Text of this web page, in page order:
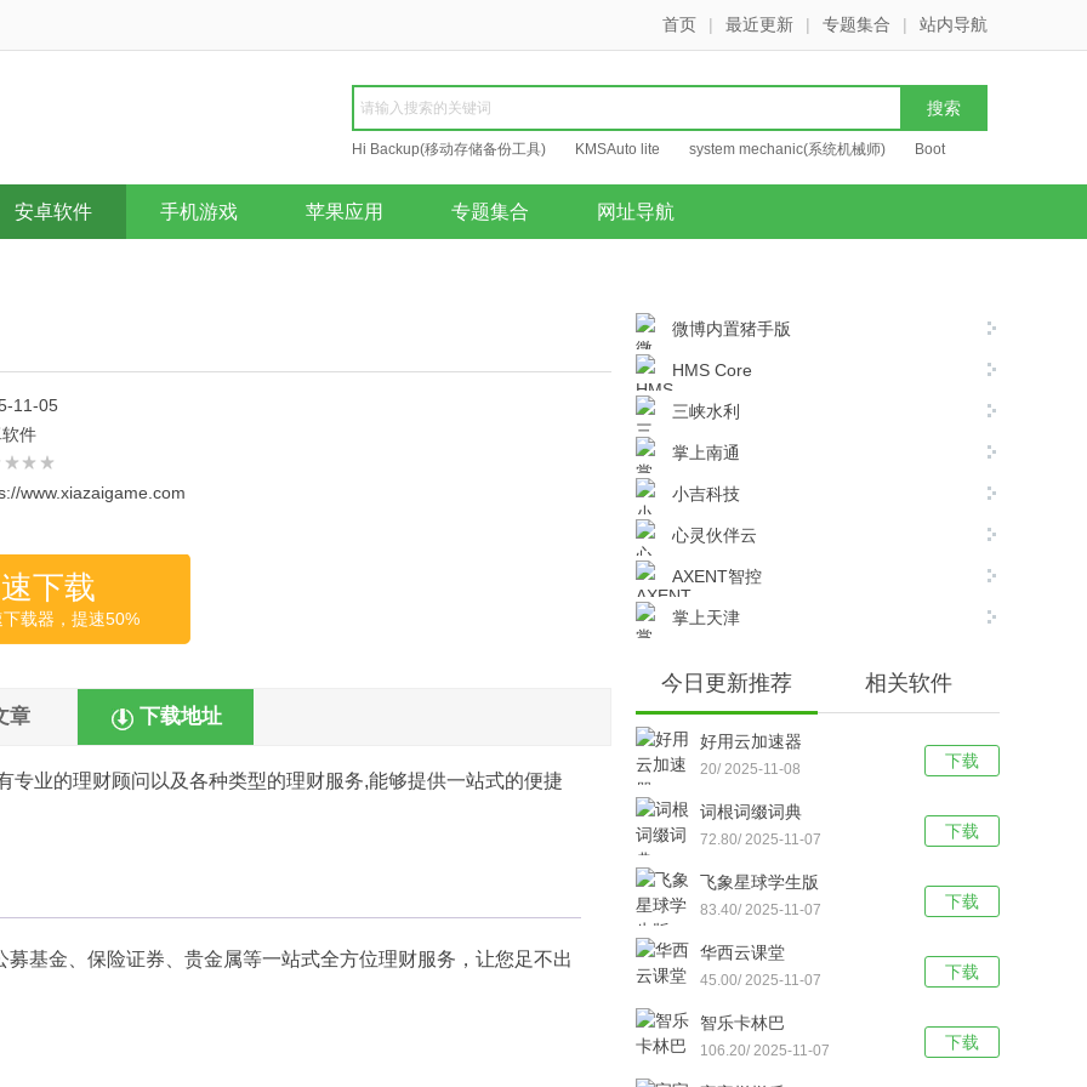
首页 | 最近更新 | 专题集合 | 站内导航
Hi Backup(移动存储备份工具) KMSAuto lite system mechanic(系统机械师) Boot
Repair
安卓软件 手机游戏 苹果应用 专题集合 网址导航
11-05
件
www.xiazaigame.com
下载
下载器，提速50%
章 下载地址
专业的理财顾问以及各种类型的理财服务,能够提供一站式的便捷
基金、保险证券、贵金属等一站式全方位理财服务，让您足不出
微博内置猪手版
HMS Core
三峡水利
掌上南通
小吉科技
心灵伙伴云
AXENT智控
掌上天津
今日更新推荐 相关软件
下载
好用云加速器
20/ 2025-11-08
下载
词根词缀词典
72.80/ 2025-11-07
下载
飞象星球学生版
83.40/ 2025-11-07
下载
华西云课堂
45.00/ 2025-11-07
下载
智乐卡林巴
106.20/ 2025-11-07